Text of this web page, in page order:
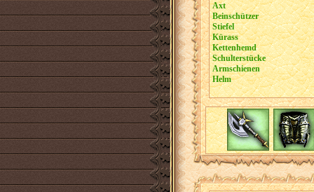
Axt
Beinschützer
Stiefel
Kürass
Kettenhemd
Schulterstücke
Armschienen
Helm